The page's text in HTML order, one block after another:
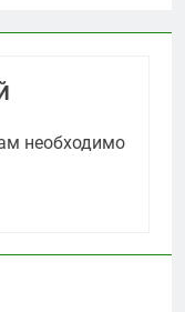
необходимо